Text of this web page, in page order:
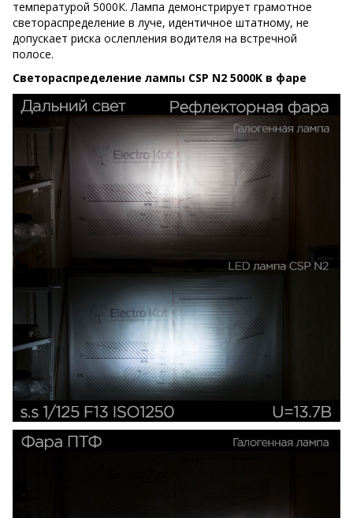
температурой 5000К. Лампа демонстрирует грамотное
светораспределение в луче, идентичное штатному, не
допускает риска ослепления водителя на встречной
полосе.
Светораспределение лампы CSP N2 5000K в фаре